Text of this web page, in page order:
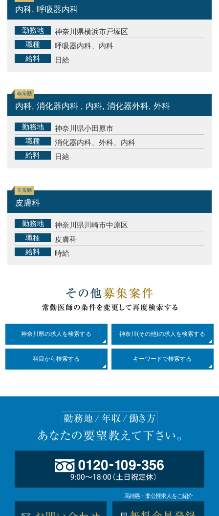
内科, 呼吸器内科
勤務地
神奈川県横浜市戸塚区
職種
呼吸器内科、内科
給料
日給
非常勤
内科, 消化器内科 , 内科, 消化器外科, 外科
勤務地
神奈川県小田原市
職種
消化器内科、外科、内科
給料
日給
非常勤
皮膚科
勤務地
神奈川県川崎市中原区
職種
皮膚科
給料
時給
神奈川県の求人を検索する 神奈川(その他)の求人を検索する
科目 から検索する キーワードで検索する
高待遇・非公開求人をご紹介